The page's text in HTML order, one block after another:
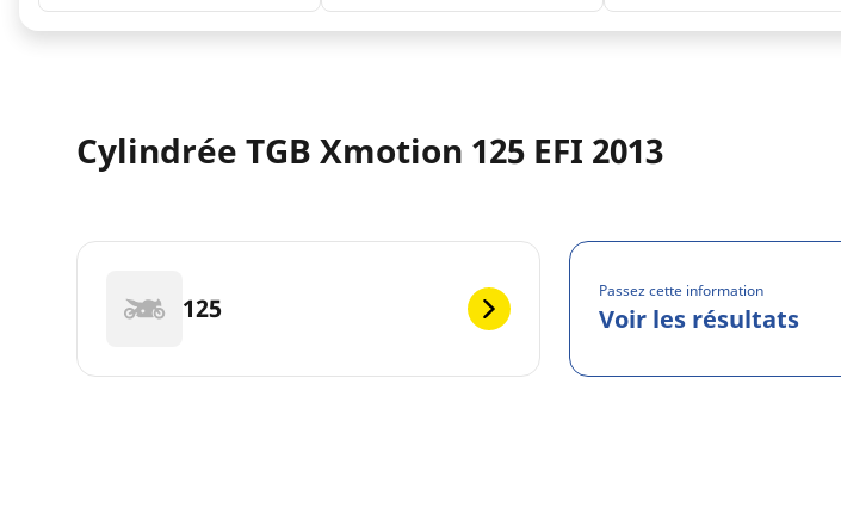
Cylindrée TGB Xmotion 125 EFI 2013
125
Passez cette information
Voir les résultats